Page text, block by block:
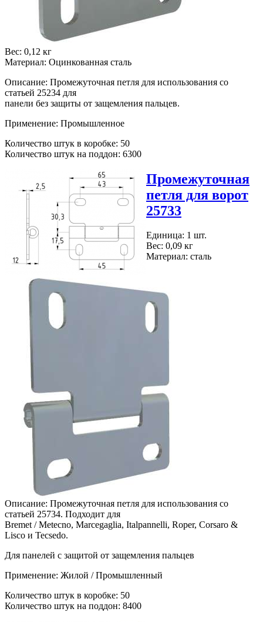
Вес: 0,12 кг
Материал: Оцинкованная сталь
Описание: Промежуточная петля для использования со
статьей 25234 для
панели без защиты от защемления пальцев.
Применение: Промышленное
Количество штук в коробке: 50
Количество штук на поддон: 6300
Промежуточная
петля для ворот
25733
Единица: 1 шт.
Вес: 0,09 кг
Материал: сталь
Описание: Промежуточная петля для использования со
статьей 25734. Подходит для
Bremet / Metecno, Marcegaglia, Italpannelli, Roper, Corsaro &
Lisco и Tecsedo.
Для панелей с защитой от защемления пальцев
Применение: Жилой / Промышленный
Количество штук в коробке: 50
Количество штук на поддон: 8400